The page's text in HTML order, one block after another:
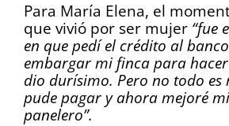
Para María Elena, el
que vivió por ser mujer “fue
en que pedí el crédito al
embargar mi finca para
dio durísimo. Pero no todo es
pude pagar y ahora mejoré
panelero”.